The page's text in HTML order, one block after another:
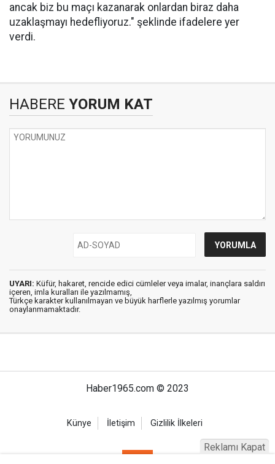
ancak biz bu maçı kazanarak onlardan biraz daha
uzaklaşmayı hedefliyoruz." şeklinde ifadelere yer
verdi.
HABERE YORUM KAT
UYARI: Küfür, hakaret, rencide edici cümleler veya imalar, inançlara saldırı
içeren, imla kuralları ile yazılmamış,
Türkçe karakter kullanılmayan ve büyük harflerle yazılmış yorumlar
onaylanmamaktadır.
Haber1965.com © 2023
Künye İletişim Gizlilik İlkeleri
Reklamı Kapat